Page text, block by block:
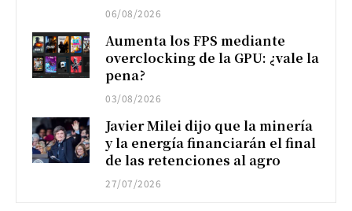
06/08/2026
Aumenta los FPS mediante
overclocking de la GPU: ¿vale la
pena?
03/08/2026
Javier Milei dijo que la minería
y la energía financiarán el final
de las retenciones al agro
27/07/2026